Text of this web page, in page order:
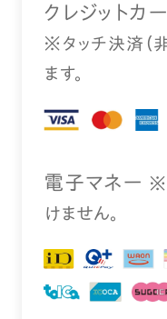
クレジットカ
※タッチ決済（
ます。
電⼦マネー
けません。